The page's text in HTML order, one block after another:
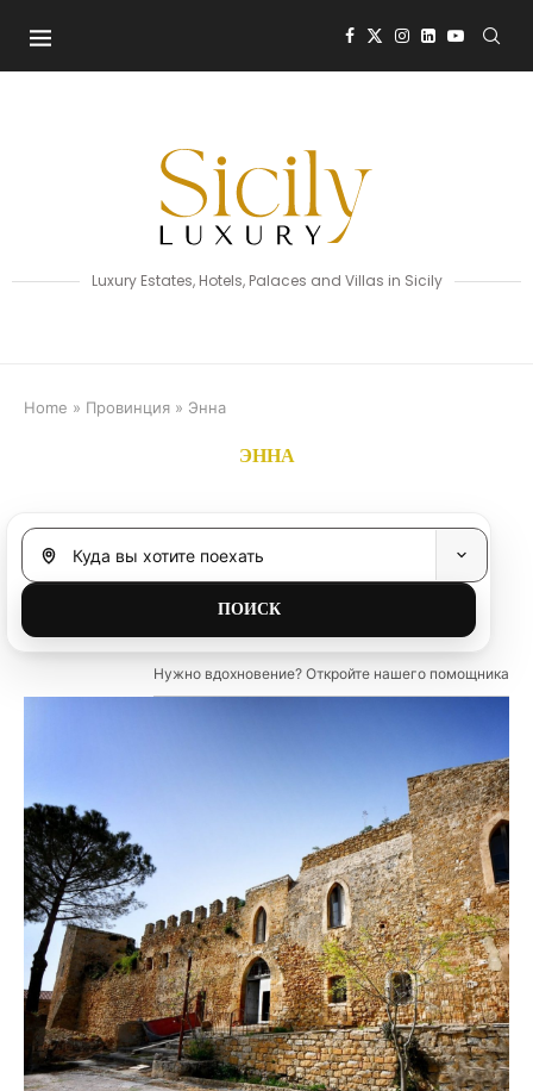
Luxury Estates, Hotels, Palaces and Villas in Sicily
Home » Провинция » Энна
ЭННА
Нужно вдохновение? Откройте нашего помощника